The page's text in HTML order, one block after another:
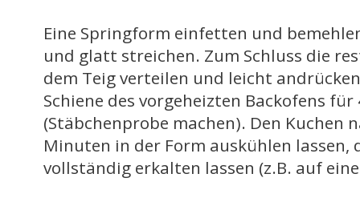
Eine Springform einfetten und
und glatt streichen. Zum Schluss die
dem Teig verteilen und leicht
Schiene des vorgeheizten Backofens
(Stäbchenprobe machen). Den Kuchen
Minuten in der Form auskühlen lassen,
vollständig erkalten lassen (z.B. auf